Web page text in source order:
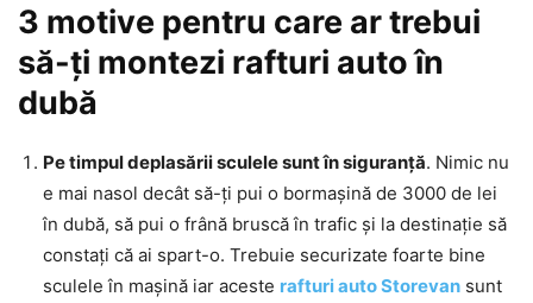
3 motive pentru care ar trebui
să-ți montezi rafturi auto în
dubă
Pe timpul deplasării sculele sunt în siguranță. Nimic nu
e mai nasol decât să-ți pui o bormașină de 3000 de lei
în dubă, să pui o frână bruscă în trafic și la destinație să
constați că ai spart-o. Trebuie securizate foarte bine
sculele în mașină iar aceste rafturi auto Storevan sunt